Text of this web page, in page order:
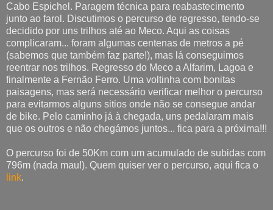
Cabo Espichel. Paragem técnica para reabastecimento
junto ao farol. Discutimos o percurso de regresso, tendo-se
decidido por uns trilhos até ao Meco. Aqui as coisas
complicaram... foram algumas centenas de metros a pé
(sabemos que também faz parte!), mas lá conseguimos
reentrar nos trilhos. Regresso do Meco a Alfarim, Lagoa e
finalmente a Fernão Ferro. Uma voltinha com bonitas
paisagens, mas será necessário verificar melhor o percurso
para evitarmos alguns sitios onde não se consegue andar
de bike. Pelo caminho já à chegada, uns pedalaram mais
que os outros e não chegámos juntos... fica para a próxima!!!
O percurso foi de 50Km com um acumulado de subidas com
796m (nada mau!). Quem quiser ver o percurso, aqui fica o
link.